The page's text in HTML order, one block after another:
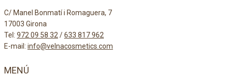
C/ Manel Bonmatí i Romaguera, 7
17003 Girona
Tel: 972 09 58 32/633 817 962
E-mail: info@velnacosmetics.com
MENÚ